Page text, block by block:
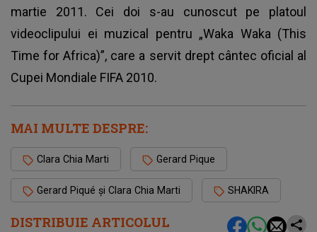
DISTRIBUIE ARTICOLUL
martie 2011. Cei doi s-au cunoscut pe platoul
videoclipului ei muzical pentru „Waka Waka (This
Time for Africa)”, care a servit drept cântec oficial al
Cupei Mondiale FIFA 2010.
MAI MULTE DESPRE:
Clara Chia Marti Gerard Pique
Gerard Piqué și Clara Chia Marti SHAKIRA